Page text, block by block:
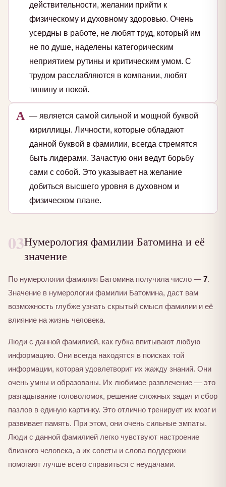
действительности, желании прийти к
физическому и духовному здоровью. Очень
усердны в работе, не любят труд, который им
не по душе, наделены категорическим
неприятием рутины и критическим умом. С
трудом расслабляются в компании, любят
тишину и покой.
А — является самой сильной и мощной буквой
кириллицы. Личности, которые обладают
данной буквой в фамилии, всегда стремятся
быть лидерами. Зачастую они ведут борьбу
сами с собой. Это указывает на желание
добиться высшего уровня в духовном и
физическом плане.
03Нумерология фамилии Батомина и её
значение
По нумерологии фамилия Батомина получила число — 7.
Значение в нумерологии фамилии Батомина, даст вам
возможность глубже узнать скрытый смысл фамилии и её
влияние на жизнь человека.
Люди с данной фамилией, как губка впитывают любую
информацию. Они всегда находятся в поисках той
информации, которая удовлетворит их жажду знаний. Они
очень умны и образованы. Их любимое развлечение — это
разгадывание головоломок, решение сложных задач и сбор
пазлов в единую картинку. Это отлично тренирует их мозг и
развивает память. При этом, они очень сильные эмпаты.
Люди с данной фамилией легко чувствуют настроение
близкого человека, а их советы и слова поддержки
помогают лучше всего справиться с неудачами.